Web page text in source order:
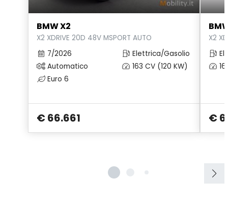
Sistema di apertura keyless
Sistema di ricarica wireless per smartphone
Specchietti di cortesia
Specchietti retrovisori elettrici
BMW X2
X2 XDRIVE 20D 48V MSPORT AUTO
7/2026
Elettrica/Gasolio
Automatico
163 CV (120 KW)
Euro 6
€ 66.661
X2
€